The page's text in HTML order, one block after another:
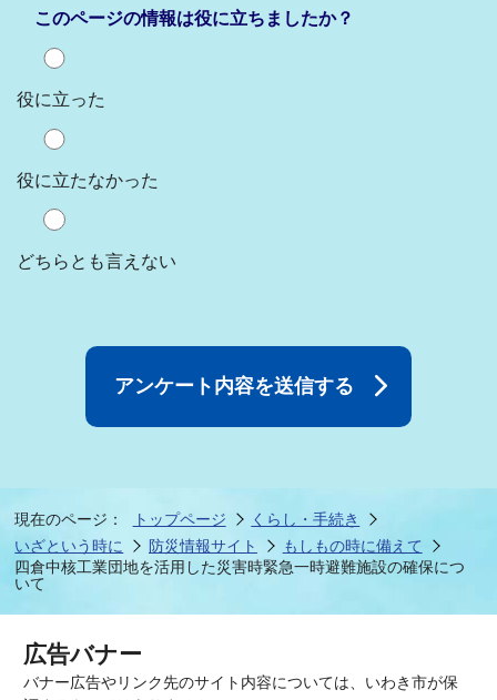
このページの情報は役に立ちましたか？
役に立った
役に立たなかった
どちらとも言えない
現在のページ： トップページ
くらし・手続き
いざという時に
防災情報サイト
もしもの時に備えて
四倉中核工業団地を活用した災害時緊急一時避難施設の確保につ
いて
広告バナー
バナー広告やリンク先のサイト内容については、いわき市が保